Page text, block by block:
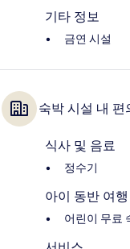
기타 정보
금연 시설
숙박 시설 내 편
식사 및 음료
정수기
아이 동반 여행
어린이 무료